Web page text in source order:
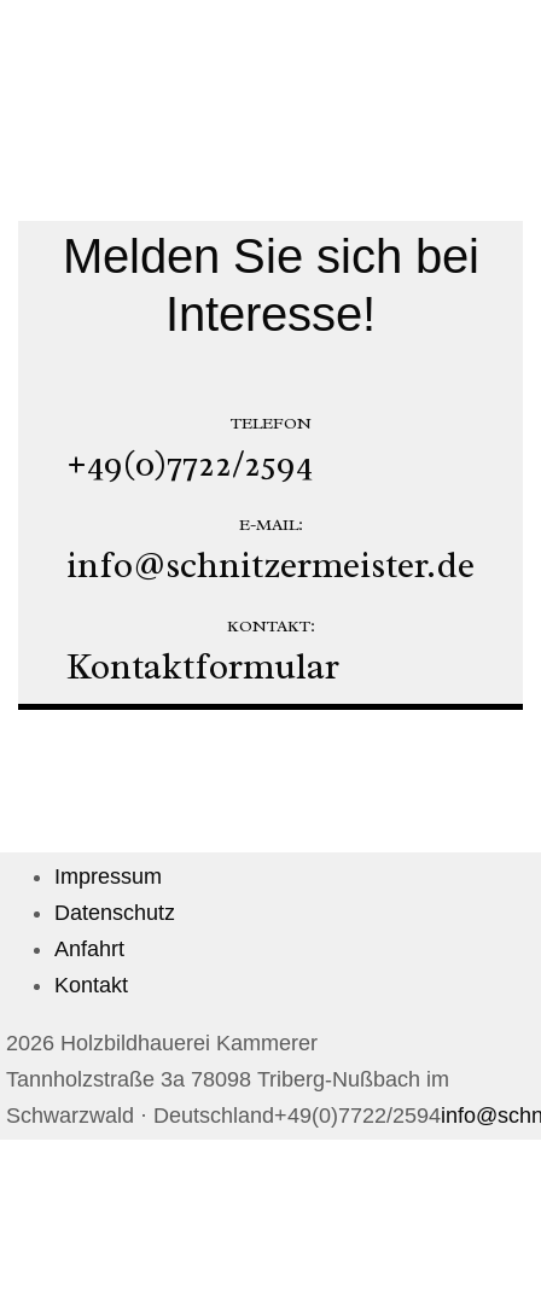
Melden Sie sich bei
Interesse!
TELEFON
+49(0)7722/2594
E-MAIL:
info@schnitzermeister.de
KONTAKT:
Kontaktformular
Impressum
Datenschutz
Anfahrt
Kontakt
2026 Holzbildhauerei Kammerer
Tannholzstraße 3a 78098 Triberg-Nußbach im
Schwarzwald · Deutschland+49(0)7722/2594